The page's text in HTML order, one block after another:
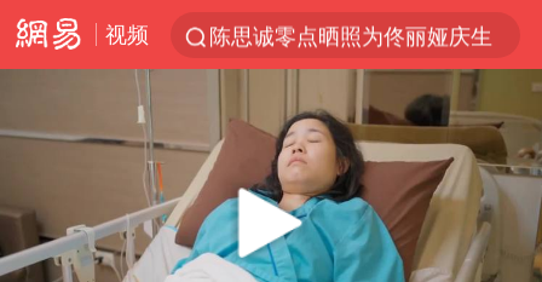
视频
陈思诚零点晒照为佟丽娅庆生
郑丽文：台湾从来没有“独立”过
商场现钱学森巨幅海报 负责人回应
几元成本的AI广告导致千万市值蒸发
情侣在平潭拍日出时坠崖致一死一伤
老挝国会主席赛宋蓬逝世